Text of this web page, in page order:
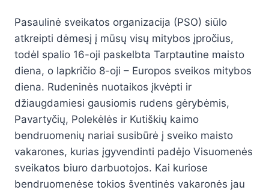
k
er
Pasaulinė sveikatos organizacija (PSO) siūlo
atkreipti dėmesį į mūsų visų mitybos įpročius,
todėl spalio 16-oji paskelbta Tarptautine maisto
diena, o lapkričio 8-oji – Europos sveikos mitybos
diena. Rudeninės nuotaikos įkvėpti ir
džiaugdamiesi gausiomis rudens gėrybėmis,
Pavartyčių, Polekėlės ir Kutiškių kaimo
bendruomenių nariai susibūrė į sveiko maisto
vakarones, kurias įgyvendinti padėjo Visuomenės
sveikatos biuro darbuotojos. Kai kuriose
bendruomenėse tokios šventinės vakaronės jau